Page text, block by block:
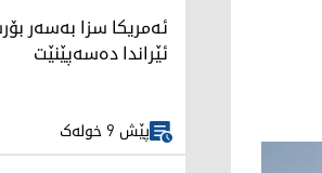
ئەمریکا سزا بەسەر
ئێراندا دەسەپێنێت
پێش 9 خولەک